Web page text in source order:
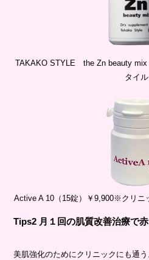
TAKAKO STYLE the Zn beauty mix
タイル
Active A 10（15錠）￥9,900※クリニ
Tips2 月１回の肌質改善治療で
美肌強化のためにクリニックにも通